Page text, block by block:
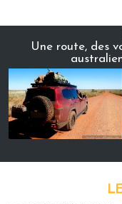
Une route, des